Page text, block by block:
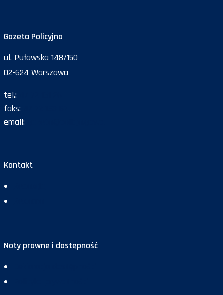
Gazeta Policyjna
ul. Puławska 148/150
02-624 Warszawa
tel.:
faks:
email:
Kontakt
Noty prawne i dostępność